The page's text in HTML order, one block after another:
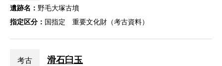
遺跡名： 野毛大塚古墳
指定区分： 国指定 重要文化財（考古資料）
考古 滑石臼玉